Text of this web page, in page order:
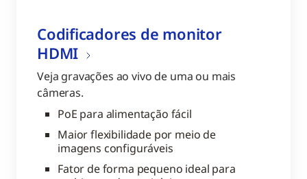
Codificadores de monitor
HDMI
Veja gravações ao vivo de uma ou mais
câmeras.
PoE para alimentação fácil
Maior flexibilidade por meio de
imagens configuráveis
Fator de forma pequeno ideal para